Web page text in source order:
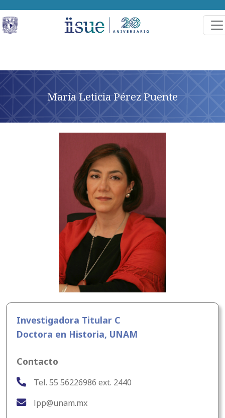
María Leticia Pérez Puente
Investigadora Titular C
Doctora en Historia, UNAM
Contacto
Tel. 55 56226986 ext. 2440
lpp@unam.mx